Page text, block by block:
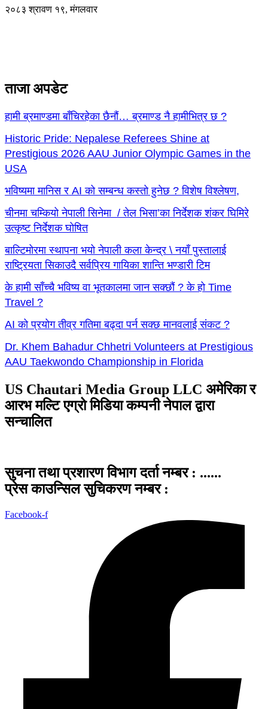
२०८३ श्रावण १९, मंगलवार
ताजा अपडेट
हामी ब्रमाण्डमा बाँचिरहेका छैनौं… ब्रमाण्ड नै हामीभित्र छ ?
Historic Pride: Nepalese Referees Shine at
Prestigious 2026 AAU Junior Olympic Games in the
USA
भविष्यमा मानिस र AI को सम्बन्ध कस्तो हुनेछ ? विशेष विश्लेषण,
चीनमा चम्कियो नेपाली सिनेमा / तेल भिसा’का निर्देशक शंकर घिमिरे
उत्कृष्ट निर्देशक घोषित
बाल्टिमोरमा स्थापना भयो नेपाली कला केन्द्र \ नयाँ पुस्तालाई
राष्ट्रियता सिकाउदै सर्वप्रिय गायिका शान्ति भण्डारी टिम
के हामी साँच्चै भविष्य वा भूतकालमा जान सक्छौं ? के हो Time
Travel ?
AI को प्रयोग तीव्र गतिमा बढ्दा पर्न सक्छ मानवलाई संकट ?
Dr. Khem Bahadur Chhetri Volunteers at Prestigious
AAU Taekwondo Championship in Florida
US Chautari Media Group LLC अमेरिका र
आरभ मल्टि एग्रो मिडिया कम्पनी नेपाल द्वारा
सन्चालित
सुचना तथा प्रशारण विभाग दर्ता नम्बर : ......
प्रेस काउन्सिल सुचिकरण नम्बर :
Facebook-f